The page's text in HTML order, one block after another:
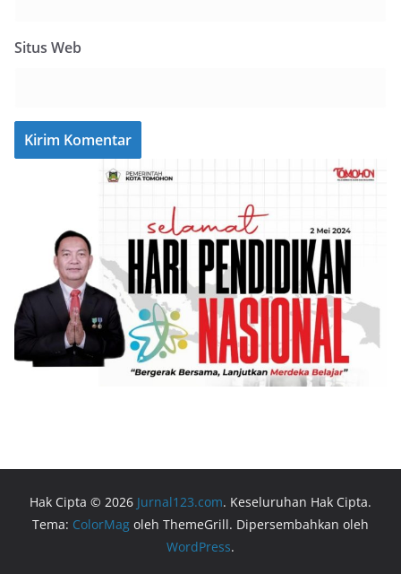
Situs Web
Hak Cipta © 2026 Jurnal123.com. Keseluruhan Hak Cipta.
Tema: ColorMag oleh ThemeGrill. Dipersembahkan oleh
WordPress.